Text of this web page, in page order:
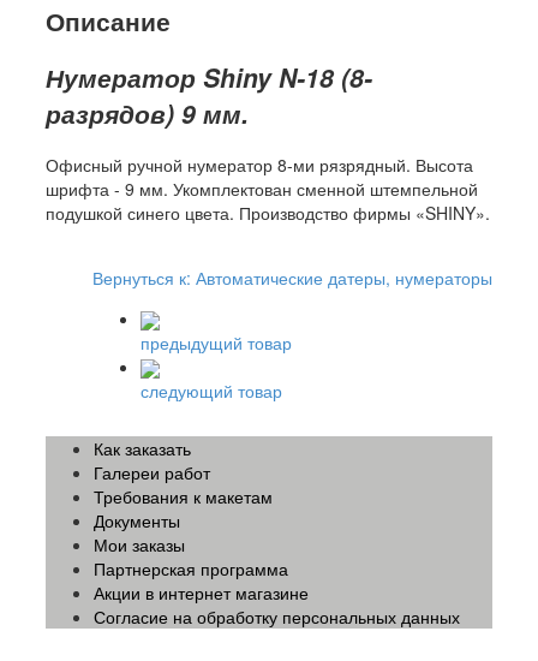
Описание
Нумератор Shiny N-18 (8-
разрядов) 9 мм.
Офисный ручной нумератор 8-ми рязрядный. Высота
шрифта - 9 мм. Укомплектован сменной штемпельной
подушкой синего цвета. Производство фирмы «SHINY».
Вернуться к: Автоматические датеры, нумераторы
предыдущий товар
следующий товар
Как заказать
Галереи работ
Требования к макетам
Документы
Мои заказы
Партнерская программа
Акции в интернет магазине
Согласие на обработку персональных данных